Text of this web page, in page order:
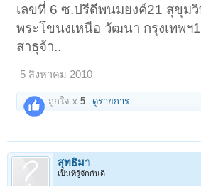
เลขที่ 6 ซ.ปรีดีพนมยงค์21 สุขุม
พระโขนงเหนือ วัฒนา กรุงเทพฯ
สาธุจ้า..
5 สิงหาคม 2010
ถูกใจ x5 ดูรายการ
สุทธิมา
เป็นที่รู้จักกันดี